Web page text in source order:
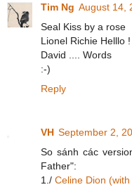
Tim Ng August 14,
Seal Kiss by a rose
Lionel Richie Helllo !
David .... Words
:-)
Reply
VH September 2,
So sánh các
Father":
1./ Celine Dion (with